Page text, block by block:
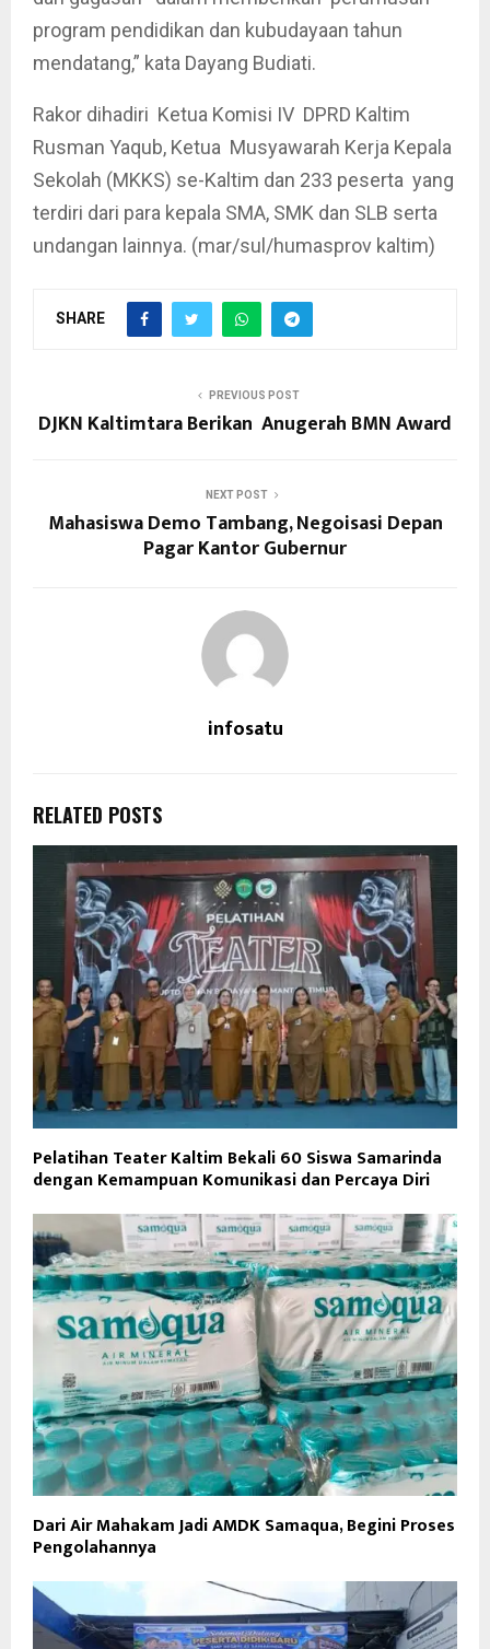
program pendidikan dan kubudayaan tahun
mendatang,” kata Dayang Budiati.
Rakor dihadiri Ketua Komisi IV DPRD Kaltim
Rusman Yaqub, Ketua Musyawarah Kerja Kepala
Sekolah (MKKS) se-Kaltim dan 233 peserta yang
terdiri dari para kepala SMA, SMK dan SLB serta
undangan lainnya. (mar/sul/humasprov kaltim)
SHARE
PREVIOUS POST
DJKN Kaltimtara Berikan Anugerah BMN Award
NEXT POST
Mahasiswa Demo Tambang, Negoisasi Depan
Pagar Kantor Gubernur
infosatu
RELATED POSTS
Pelatihan Teater Kaltim Bekali 60 Siswa Samarinda
dengan Kemampuan Komunikasi dan Percaya Diri
Dari Air Mahakam Jadi AMDK Samaqua, Begini Proses
Pengolahannya